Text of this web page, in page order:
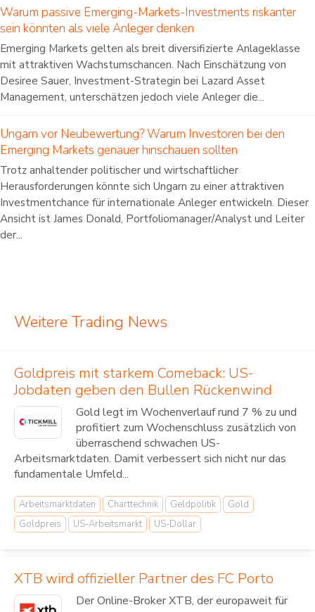
Warum passive Emerging-Markets-Investments riskanter
sein könnten als viele Anleger denken
Emerging Markets gelten als breit diversifizierte Anlageklasse
mit attraktiven Wachstumschancen. Nach Einschätzung von
Desiree Sauer, Investment-Strategin bei Lazard Asset
Management, unterschätzen jedoch viele Anleger die...
Ungarn vor Neubewertung? Warum Investoren bei den
Emerging Markets genauer hinschauen sollten
Trotz anhaltender politischer und wirtschaftlicher
Herausforderungen könnte sich Ungarn zu einer attraktiven
Investmentchance für internationale Anleger entwickeln. Dieser
Ansicht ist James Donald, Portfoliomanager/Analyst und Leiter
der...
Weitere Trading News
Goldpreis mit starkem Comeback: US-
Jobdaten geben den Bullen Rückenwind
Gold legt im Wochenverlauf rund 7 % zu und
profitiert zum Wochenschluss zusätzlich von
überraschend schwachen US-
Arbeitsmarktdaten. Damit verbessert sich nicht nur das
fundamentale Umfeld...
Arbeitsmarktdaten Charttechnik Geldpolitik
Gold
Goldpreis
US-Arbeitsmarkt US-Dollar
XTB wird offizieller Partner des FC Porto
Der Online-Broker XTB, der europaweit für